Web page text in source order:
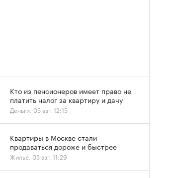
Кто из пенсионеров имеет право не
платить налог за квартиру и дачу
Деньги, 05 авг, 12:15
Квартиры в Москве стали
продаваться дороже и быстрее
Жилье, 05 авг, 11:29